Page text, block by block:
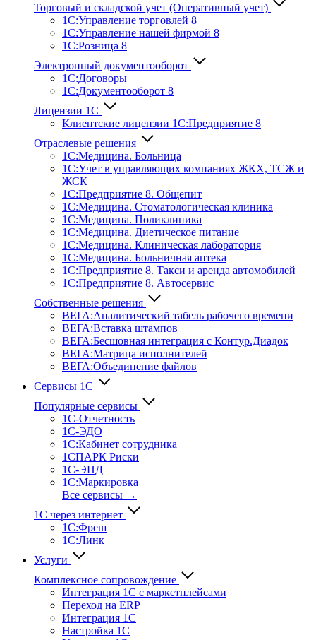
Торговый и складской учет (Оперативный учет)
1С:Управление торговлей 8
1С:Управление нашей фирмой 8
1С:Розница 8
Электронный документооборот
1С:Договоры
1С:Документооборот 8
Лицензии 1С
Клиентские лицензии 1С:Предприятие 8
Отраслевые решения
1С:Медицина. Больница
1C:Учет в управляющих компаниях ЖКХ, ТСЖ и
ЖСК
1С:Предприятие 8. Общепит
1С:Медицина. Стоматологическая клиника
1С:Медицина. Поликлиника
1С:Медицина. Диетическое питание
1С:Медицина. Клиническая лаборатория
1С:Медицина. Больничная аптека
1С:Предприятие 8. Такси и аренда автомобилей
1С:Предприятие 8. Автосервис
Собственные решения
ВЕГА:Аналитичес­кий табель рабочего времени
ВЕГА:Вставка штампов
ВЕГА:Бесшовная интеграция с Контур.Диадок
ВЕГА:Матрица исполнителей
ВЕГА:Объединение файлов
Сервисы 1С
Популярные сервисы
1С-Отчет­ность
1С-ЭДО
1С:Кабинет сотрудника
1СПАРК Риски
1С-ЭПД
1С:Маркировка
Все сервисы →
1С через интернет
1С:Фреш
1С:Линк
Услуги
Комплексное сопровождение
Интеграция 1С с маркетплейсами
Переход на ERP
Интеграция 1С
Настройка 1С